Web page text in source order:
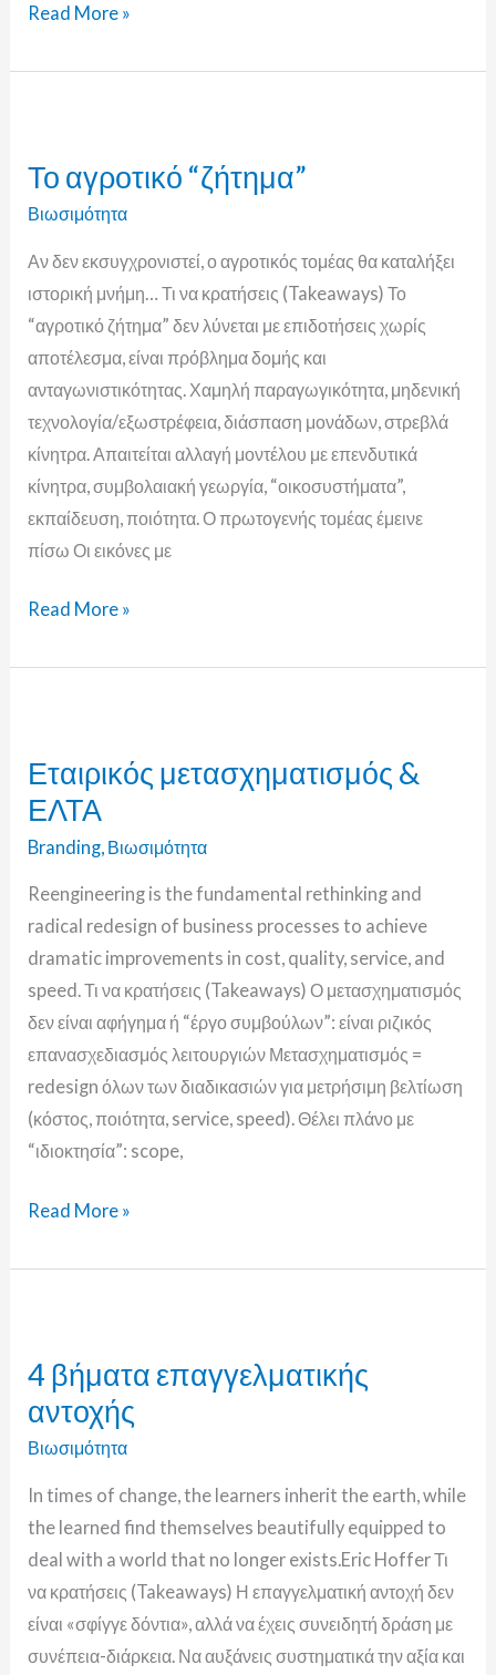
Read More »
Το αγροτικό “ζήτημα”
Βιωσιμότητα
Αν δεν εκσυγχρονιστεί, ο αγροτικός τομέας θα καταλήξει
ιστορική μνήμη… Τι να κρατήσεις (Takeaways) Το
“αγροτικό ζήτημα” δεν λύνεται με επιδοτήσεις χωρίς
αποτέλεσμα, είναι πρόβλημα δομής και
ανταγωνιστικότητας. Χαμηλή παραγωγικότητα, μηδενική
τεχνολογία/εξωστρέφεια, διάσπαση μονάδων, στρεβλά
κίνητρα. Απαιτείται αλλαγή μοντέλου με επενδυτικά
κίνητρα, συμβολαιακή γεωργία, “οικοσυστήματα”,
εκπαίδευση, ποιότητα. Ο πρωτογενής τομέας έμεινε
πίσω Οι εικόνες με
“ζήτημα”
Read More »
Εταιρικός μετασχηματισμός &
ΕΛΤΑ
Branding Βιωσιμότητα
Reengineering is the fundamental rethinking and
radical redesign of business processes to achieve
dramatic improvements in cost, quality, service, and
speed. Τι να κρατήσεις (Takeaways) Ο μετασχηματισμός
δεν είναι αφήγημα ή “έργο συμβούλων”: είναι ριζικός
επανασχεδιασμός λειτουργιών Μετασχηματισμός =
redesign όλων των διαδικασιών για μετρήσιμη βελτίωση
(κόστος, ποιότητα, service, speed). Θέλει πλάνο με
“ιδιοκτησία”: scope,
&
ΕΛΤΑ
Read More »
4 βήματα επαγγελματικής
αντοχής
Βιωσιμότητα
In times of change, the learners inherit the earth, while
the learned find themselves beautifully equipped to
deal with a world that no longer exists.Eric Hoffer Τι
να κρατήσεις (Takeaways) Η επαγγελματική αντοχή δεν
είναι «σφίγγε δόντια», αλλά να έχεις συνειδητή δράση με
συνέπεια-διάρκεια. Να αυξάνεις συστηματικά την αξία και
επαγγελματικής
αντοχής